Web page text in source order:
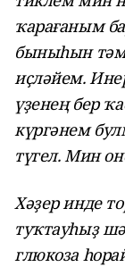
ҡарағаным
быныһын
иҫләйем.
үҙенең бер
күргәнем
түгел. Мин
Хәҙер инде
туҡтауһыҙ
глюкоза